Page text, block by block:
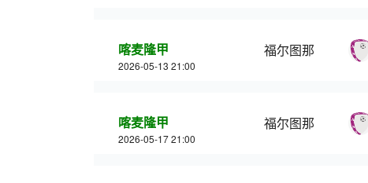
喀麦隆甲
2026-05-13 21:00
福尔图那
喀麦隆甲
2026-05-17 21:00
福尔图那